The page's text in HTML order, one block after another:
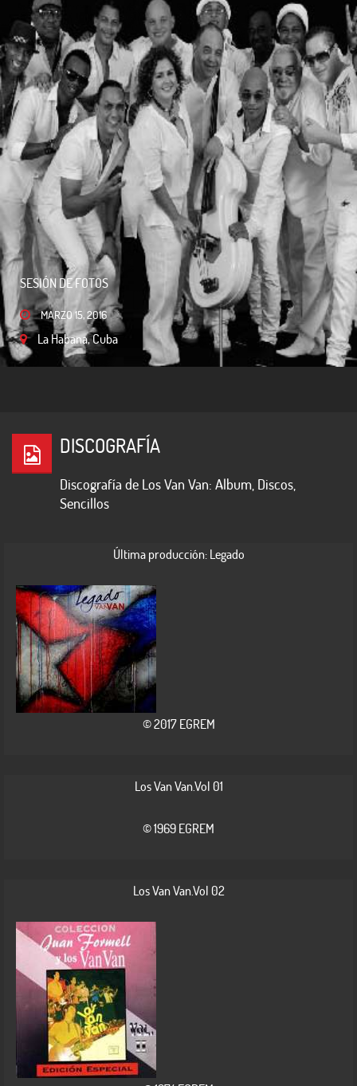
SESIÓN DE FOTOS
MARZO 15, 2016
La Habana, Cuba
FOTOS VARIADAS
MARZO 13, 2016
La Habana, Cuba
DISCOGRAFÍA
Discografía de Los Van Van: Album, Discos,
Sencillos
Última producción: Legado
© 2017 EGREM
Los Van Van.Vol 01
© 1969 EGREM
Los Van Van.Vol 02